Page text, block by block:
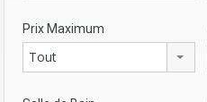
Prix Maximum
Tout